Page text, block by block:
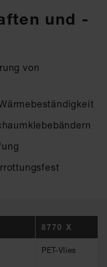
und -
von
8770 X
PET-Vlies